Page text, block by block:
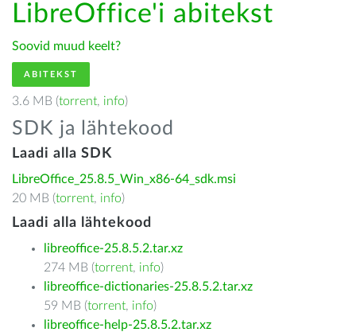
LibreOffice'i abitekst
Soovid muud keelt?
ABITEKST
3.6 MB (torrent, info)
SDK ja lähtekood
Laadi alla SDK
LibreOffice_25.8.5_Win_x86-64_sdk.msi
20 MB (torrent, info)
Laadi alla lähtekood
libreoffice-25.8.5.2.tar.xz
274 MB (torrent, info)
libreoffice-dictionaries-25.8.5.2.tar.xz
59 MB (torrent, info)
libreoffice-help-25.8.5.2.tar.xz